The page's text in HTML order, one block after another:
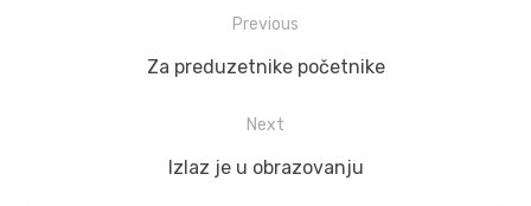
navigation
Previous
Previous
Za preduzetnike početnike
Next
Next
Izlaz je u obrazovanju